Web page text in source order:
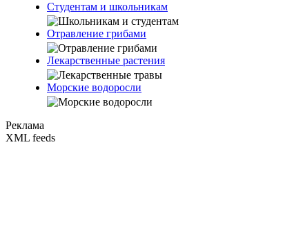
Студентам и школьникам
Отравление грибами
Лекарственные растения
Морские водоросли
Реклама
XML feeds